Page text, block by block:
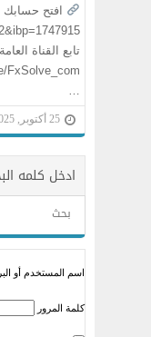
افتح
تابع القناة
FxSolve_com
…
25 أكتوبر, 2025
ادخل كلمه
اسم المستخدم أو
كلمة المرور